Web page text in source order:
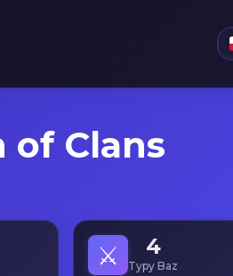
of Clans
⚔️ 4
Typy Baz